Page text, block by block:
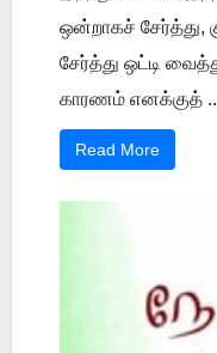
ஒன்றாகச் சேர்த்து,
சேர்த்து ஒட்டி
காரணம் எனக்குத்
Read More